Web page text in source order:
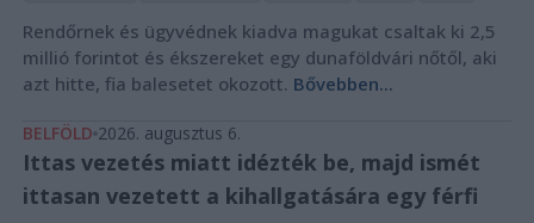
Rendőrnek és ügyvédnek kiadva magukat csaltak ki 2,5
millió forintot és ékszereket egy dunaföldvári nőtől, aki
azt hitte, fia balesetet okozott. Bővebben...
BELFÖLD 2026. augusztus 6.
Ittas vezetés miatt idézték be, majd ismét
ittasan vezetett a kihallgatására egy férfi